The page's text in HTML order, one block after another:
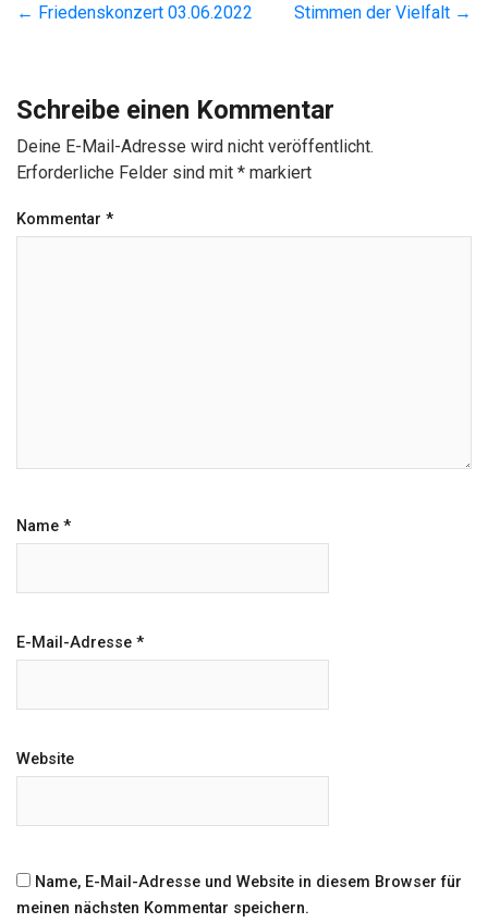
← Friedenskonzert 03.06.2022 Stimmen der Vielfalt →
Schreibe einen Kommentar
Deine E-Mail-Adresse wird nicht veröffentlicht.
Erforderliche Felder sind mit * markiert
Kommentar *
Name *
E-Mail-Adresse *
Website
Name, E-Mail-Adresse und Website in diesem Browser für
meinen nächsten Kommentar speichern.